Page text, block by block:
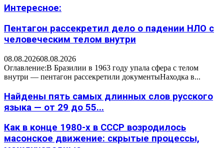
Интересное:
Пентагон рассекретил дело о падении НЛО с
человеческим телом внутри
08.08.202608.08.2026
Оглавление:В Бразилии в 1963 году упала сфера с телом
внутри — пентагон рассекретили документыНаходка в...
Найдены пять самых длинных слов русского
языка — от 29 до 55...
Как в конце 1980-х в СССР возродилось
масонское движение: скрытые процессы,